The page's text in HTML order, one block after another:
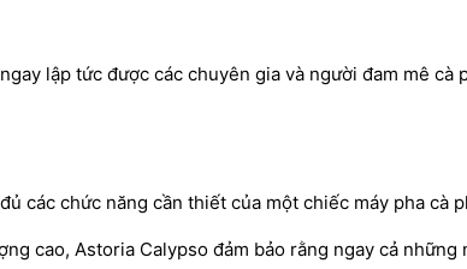
lập tức được các chuyên gia và người đam mê
các chức năng cần thiết của một chiếc máy pha cà
cao, Astoria Calypso đảm bảo rằng ngay cả